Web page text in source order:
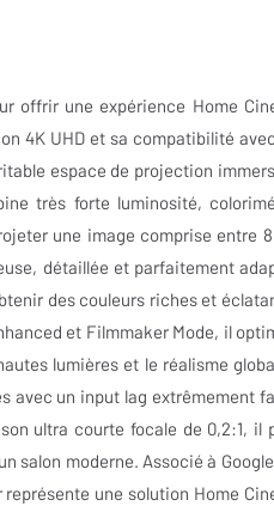
offrir une expérience Home
4K UHD et sa compatibilité
espace de projection
très forte luminosité,
une image comprise entre
détaillée et parfaitement
des couleurs riches et
et Filmmaker Mode, il
lumières et le réalisme
avec un input lag extrêmement
ultra courte focale de 0,2:1, il
salon moderne. Associé à
une solution Home